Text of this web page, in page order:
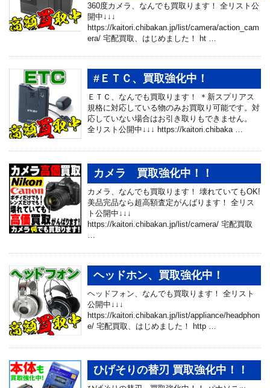
360度カメラ、なんでも買取ります！ 全リスト公
開中↓↓↓
https://kaitori.chibakan.jp/list/camera/action_cam
era/ 宅配買取、はじめました！ ht …
#ＥＴＣ、買取強化中！
ＥＴＣ、なんでも買取ります！ ＊新スプリアス
規格に対応している物のみお買取り可能です。対
応していない場合はお引き取りもできません。
全リスト公開中↓↓↓ https://kaitori.chibaka …
カメラ 買取強化中！！
カメラ、なんでも買取ります！ 壊れていてもOK!
美品完品なら超高額査定がんばります！ 全リス
ト公開中↓↓↓
https://kaitori.chibakan.jp/list/camera/ 宅配買取
ヘッドホン、買取強化中！
ヘッドフォン、なんでも買取ります！ 全リスト
公開中↓↓↓
https://kaitori.chibakan.jp/list/appliance/headphon
e/ 宅配買取、はじめました！ http …
ひげそりの替刃 買取強化中！！